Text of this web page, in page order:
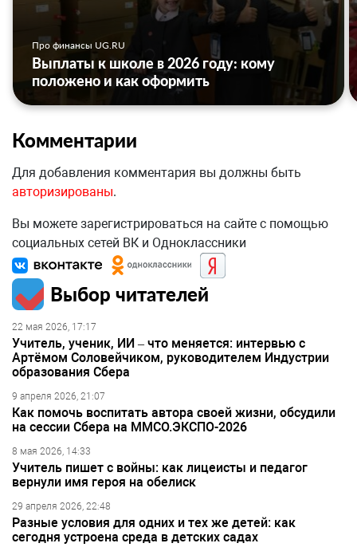
Про финансы UG.RU
Выплаты к школе в 2026 году: кому
положено и как оформить
Комментарии
Для добавления комментария вы должны быть
авторизированы.
Вы можете зарегистрироваться на сайте с помощью
социальных сетей ВК и Одноклассники
Выбор читателей
22 мая 2026, 17:17
Учитель, ученик, ИИ – что меняется: интервью с
Артёмом Соловейчиком, руководителем Индустрии
образования Сбера
9 апреля 2026, 21:07
Как помочь воспитать автора своей жизни, обсудили
на сессии Сбера на ММСО.ЭКСПО-2026
8 мая 2026, 14:33
Учитель пишет с войны: как лицеисты и педагог
вернули имя героя на обелиск
29 апреля 2026, 22:48
Разные условия для одних и тех же детей: как
сегодня устроена среда в детских садах